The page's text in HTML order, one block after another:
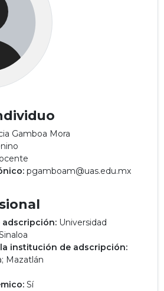
Gamboa Mora
pgamboam@uas.edu.mx
Universidad
institución de adscripción:
Mazatlán
Sí